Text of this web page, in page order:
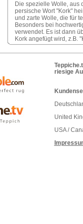
Die spezielle Wolle, aus
persische Wort "Kork"
und zarte Wolle, die für
Besonders bei
verwendet. Es ist dann
Kork angefügt wird, z.B.
riesige
United
USA /